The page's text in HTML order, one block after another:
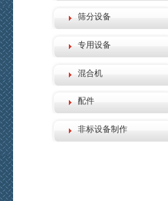
筛分设备
专用设备
混合机
配件
非标设备制作